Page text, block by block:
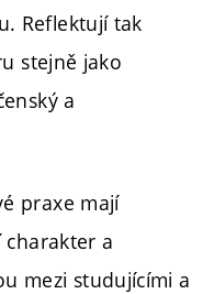
Reflektují tak
stejně jako
a
praxe mají
a
mezi studujícími a